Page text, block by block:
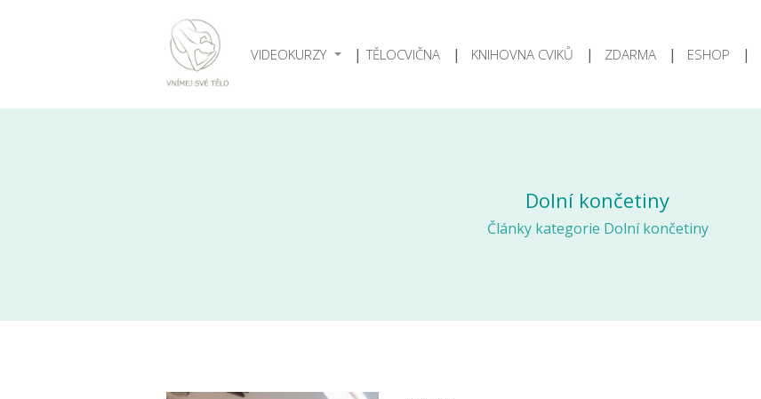
VIDEOKURZY TĚLOCVIČNA KNIHOVNA CVIKŮ ZDARMA ESHOP
Dolní končetiny
Články kategorie Dolní končetiny